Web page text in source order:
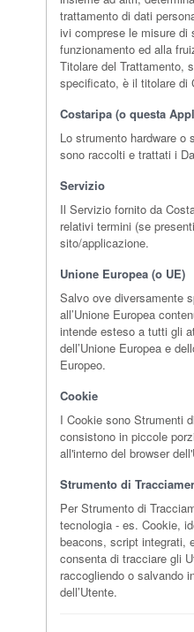
trattamento di dati
ivi comprese le misure di
funzionamento ed alla
Titolare del Trattamento,
specificato, è il titolare di
Costaripa (o questa
Lo strumento hardware o
sono raccolti e trattati i
Servizio
Il Servizio fornito da
relativi termini (se
sito/applicazione.
Unione Europea (o UE)
Salvo ove diversamente
all’Unione Europea
intende esteso a tutti gli
dell’Unione Europea e
Europeo.
Cookie
I Cookie sono Strumenti
consistono in piccole
all'interno del browser
Strumento di
Per Strumento di
tecnologia - es. Cookie,
beacons, script integrati,
consenta di tracciare gli
raccogliendo o salvando
dell’Utente.